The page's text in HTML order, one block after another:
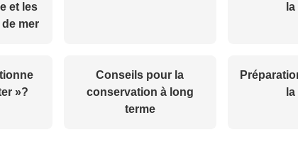
et les
mer
»?
Conseils pour la
conservation à long
terme